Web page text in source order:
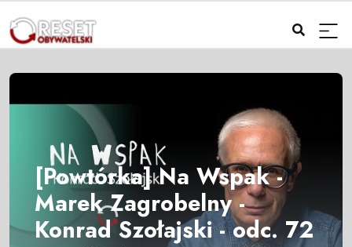
[Powtórka] Na Wspak -
Marek Zagrobelny -
Konrad Szołajski - odc. 72